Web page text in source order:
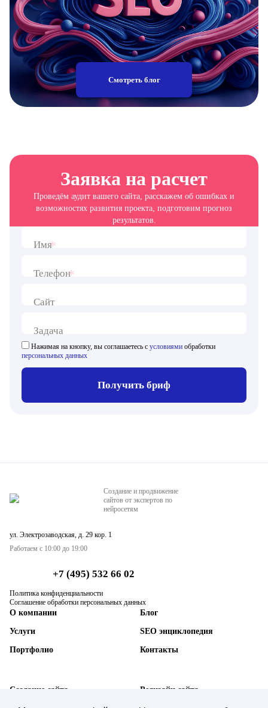
Смотреть блог
Заявка на расчет
Проведём аудит вашего сайта, расскажем об ошибках и
возможностях развития проекта, подготовим прогноз
результатов.
Имя*
Телефон*
Сайт
Задача
Нажимая на кнопку, вы соглашаетесь с условиями обработки
персональных данных
Получить бриф
Создание и продвижение
сайтов от экспертов по
нейросетям
ул. Электрозаводская, д. 29 кор. 1
Работаем с 10:00 до 19:00
+7 (495) 532 66 02
Политика конфиденциальности
Соглашение обработки персональных данных
О компании
Услуги
Портфолио
Блог
SEO энциклопедия
Контакты
Создание сайта Редизайн сайта